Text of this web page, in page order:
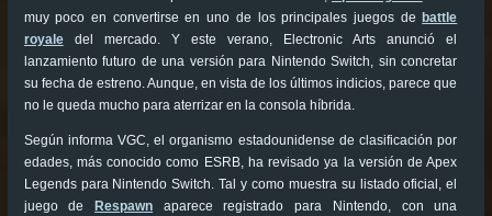
muy poco en convertirse en uno de los principales juegos de battle
royaledel mercado. Y este verano, Electronic Arts anunció el
lanzamiento futuro de una versión para Nintendo Switch, sin concretar
su fecha de estreno. Aunque, en vista de los últimos indicios, parece que
no le queda mucho para aterrizar en la consola híbrida.
Según informa VGC, el organismo estadounidense de clasificación por
edades, más conocido como ESRB, ha revisado ya la versión de Apex
Legends para Nintendo Switch. Tal y como muestra su listado oficial, el
juego de
Respawn aparece registrado para Nintendo, con una